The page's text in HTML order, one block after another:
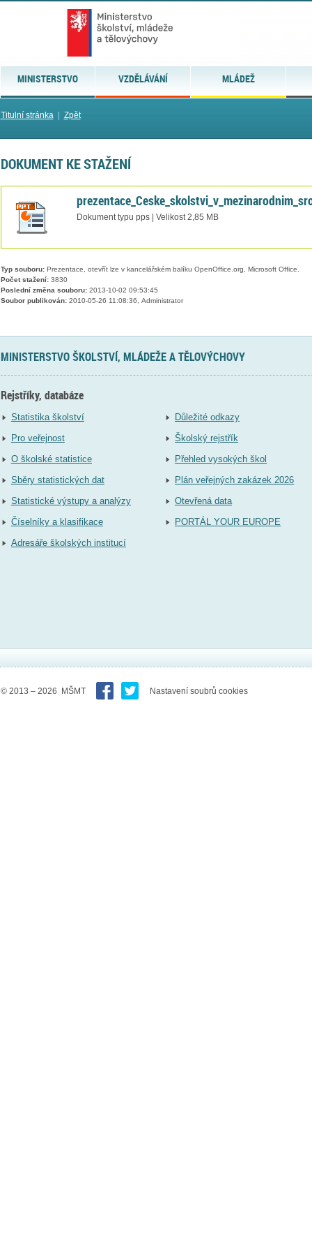
MINISTERSTVO VZDĚLÁVÁNÍ MLÁDEŽ
Titulní stránka| Zpět
DOKUMENT KE STAŽENÍ
Dokument typu pps | Velikost 2,85 MB
Typ souboru:Prezentace, otevřít lze v kancelářském balíku OpenOffice.org, Microsoft Office.
Počet stažení:3830
Poslední změna souboru:2013-10-02 09:53:45
Soubor publikován:2010-05-26 11:08:36, Administrator
MINISTERSTVO ŠKOLSTVÍ, MLÁDEŽE A TĚLOVÝCHOVY
Rejstříky, databáze
Statistika školství
Pro veřejnost
O školské statistice
Sběry statistických dat
Statistické výstupy a analýzy
Číselníky a klasifikace
Adresáře školských institucí
Důležité odkazy
Školský rejstřík
Přehled vysokých škol
Plán veřejných zakázek 2026
Otevřená data
PORTÁL YOUR EUROPE
© 2013 – 2026 MŠMT Nastavení soubrů cookies